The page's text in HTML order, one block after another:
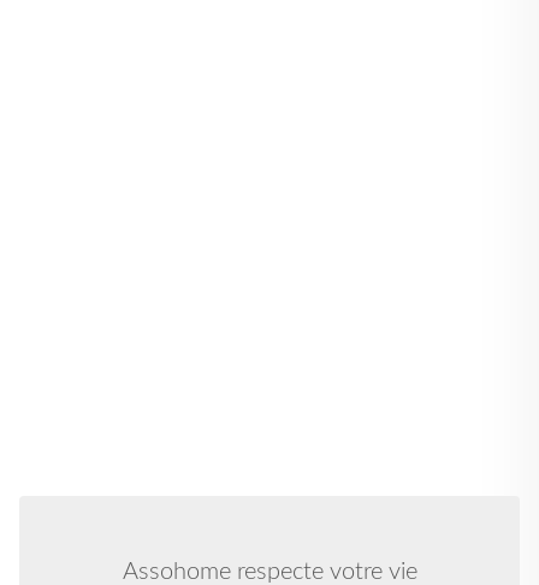
Assohome respecte votre vie